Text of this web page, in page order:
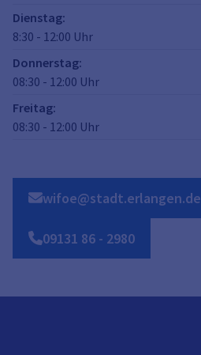
Dienstag:
8:30 - 12:00 Uhr
Donnerstag:
08:30 - 12:00 Uhr
Freitag:
08:30 - 12:00 Uhr
wifoe@stadt.erlangen.de
09131 86 - 2980